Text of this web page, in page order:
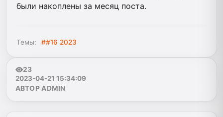
были накоплены за месяц поста.
Темы: ##16 2023
23
2023-04-21 15:34:09
АВТОР ADMIN